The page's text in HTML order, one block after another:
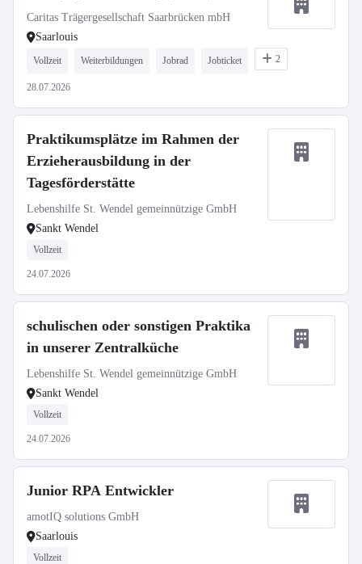
Caritas Trägergesellschaft Saarbrücken mbH
Saarlouis
Vollzeit Weiterbildungen Jobrad Jobticket 2
28.07.2026
Praktikumsplätze im Rahmen der
Erzieherausbildung in der
Tagesförderstätte
Lebenshilfe St. Wendel gemeinnützige GmbH
Sankt Wendel
Vollzeit
24.07.2026
schulischen oder sonstigen Praktika
in unserer Zentralküche
Lebenshilfe St. Wendel gemeinnützige GmbH
Sankt Wendel
Vollzeit
24.07.2026
Junior RPA Entwickler
amotIQ solutions GmbH
Saarlouis
Vollzeit